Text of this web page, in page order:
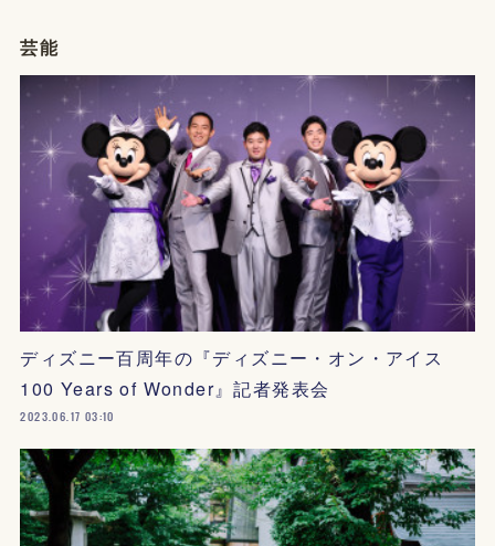
芸能
ディズニー百周年の『ディズニー・オン・アイス
100 Years of Wonder』記者発表会
2023.06.17 03:10